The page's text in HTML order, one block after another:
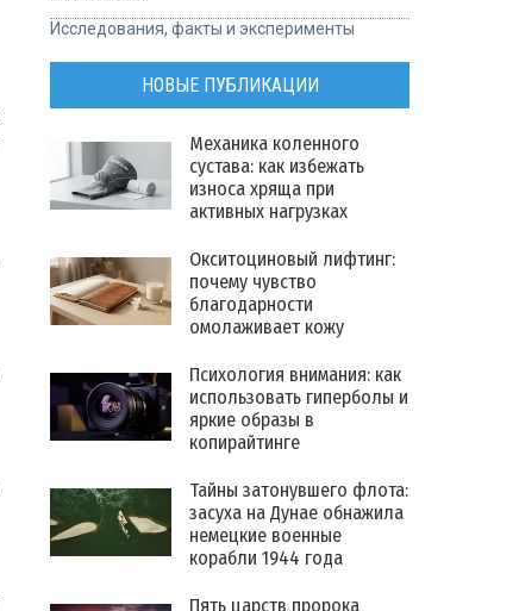
Исследования, факты и эксперименты
НОВЫЕ ПУБЛИКАЦИИ
Механика коленного
сустава: как избежать
износа хряща при
активных нагрузках
Окситоциновый лифтинг:
почему чувство
благодарности
омолаживает кожу
Психология внимания: как
использовать гиперболы и
яркие образы в
копирайтинге
Тайны затонувшего флота:
засуха на Дунае обнажила
немецкие военные
корабли 1944 года
Пять царств пророка